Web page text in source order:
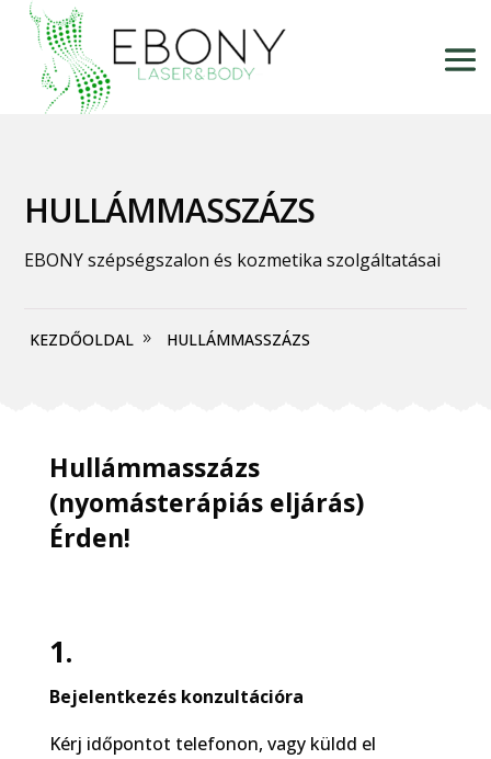
HULLÁMMASSZÁZS
EBONY szépségszalon és kozmetika szolgáltatásai
KEZDŐOLDAL HULLÁMMASSZÁZS
Hullámmasszázs
(nyomásterápiás eljárás)
Érden!
1.
Bejelentkezés konzultációra
Kérj időpontot telefonon, vagy küldd el